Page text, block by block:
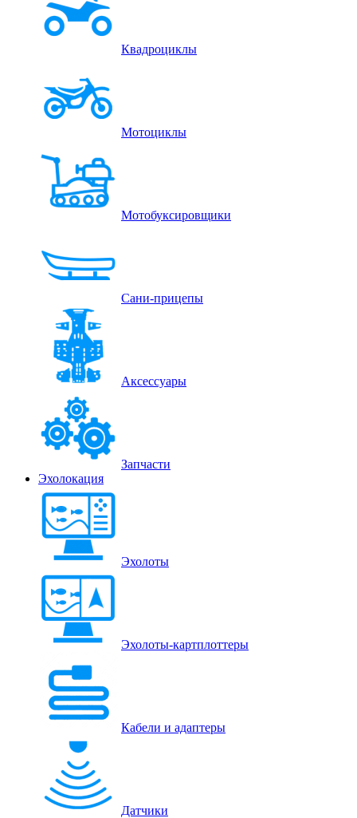
Квадроциклы
Мотоциклы
Мотобуксировщики
Сани-прицепы
Аксессуары
Запчасти
Эхолокация
Эхолоты
Эхолоты-картплоттеры
Кабели и адаптеры
Датчики